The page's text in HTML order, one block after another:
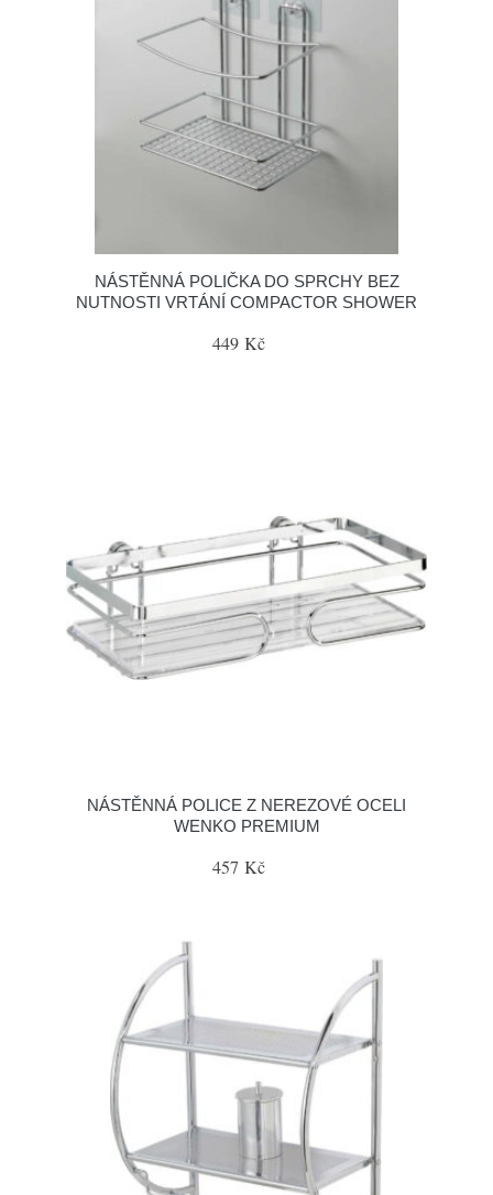
NÁSTĚNNÁ POLIČKA DO SPRCHY BEZ
NUTNOSTI VRTÁNÍ COMPACTOR SHOWER
449 Kč
NÁSTĚNNÁ POLICE Z NEREZOVÉ OCELI
WENKO PREMIUM
457 Kč